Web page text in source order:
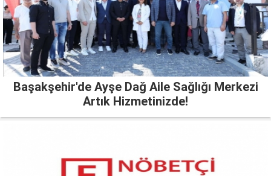
Başakşehir'de Ayşe Dağ Aile Sağlığı Merkezi
Artık Hizmetinizde!